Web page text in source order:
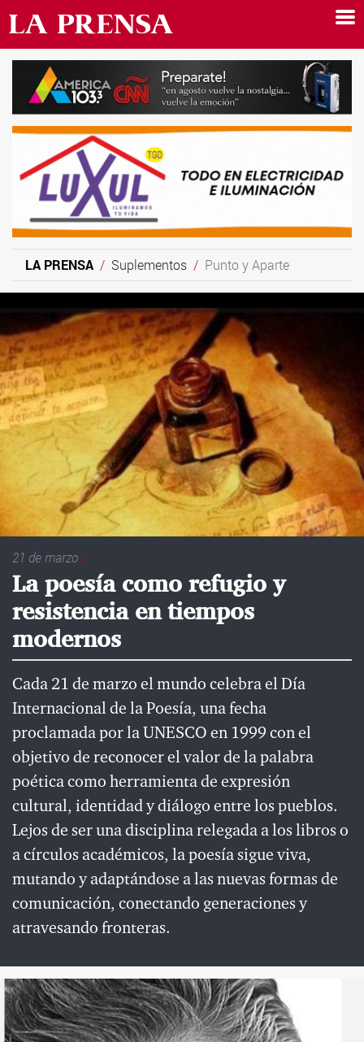
LA PRENSA Suplementos Punto y Aparte
21 de marzo/
La poesía como refugio y
resistencia en tiempos
modernos
Cada 21 de marzo el mundo celebra el Día
Internacional de la Poesía, una fecha
proclamada por la UNESCO en 1999 con el
objetivo de reconocer el valor de la palabra
poética como herramienta de expresión
cultural, identidad y diálogo entre los pueblos.
Lejos de ser una disciplina relegada a los libros o
a círculos académicos, la poesía sigue viva,
mutando y adaptándose a las nuevas formas de
comunicación, conectando generaciones y
atravesando fronteras.